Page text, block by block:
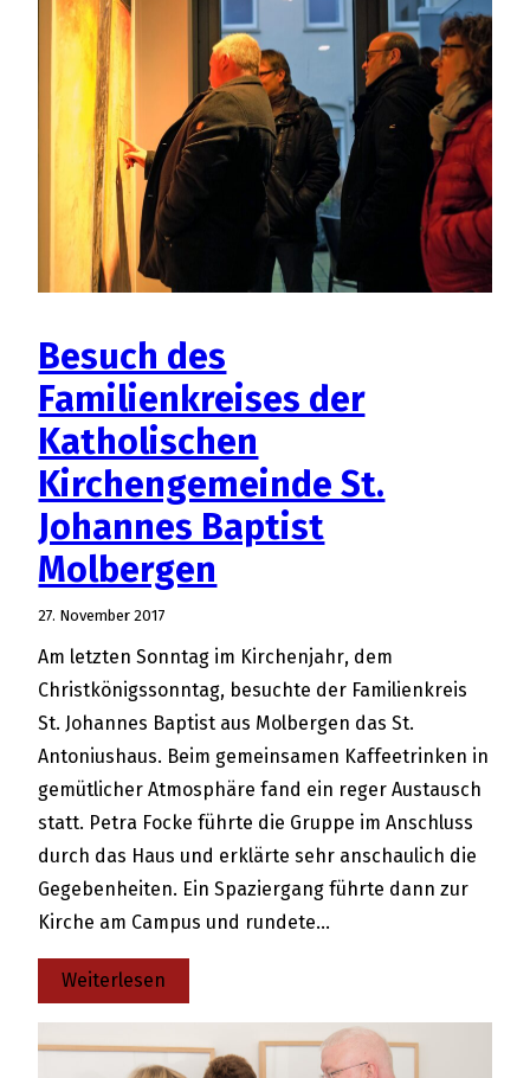
Erstkommunionkindern
Besuch des
Familienkreises der
Katholischen
Kirchengemeinde St.
Johannes Baptist
Molbergen
27. November 2017
Am letzten Sonntag im Kirchenjahr, dem
Christkönigssonntag, besuchte der Familienkreis
St. Johannes Baptist aus Molbergen das St.
Antoniushaus. Beim gemeinsamen Kaffeetrinken in
gemütlicher Atmosphäre fand ein reger Austausch
statt. Petra Focke führte die Gruppe im Anschluss
durch das Haus und erklärte sehr anschaulich die
Gegebenheiten. Ein Spaziergang führte dann zur
Kirche am Campus und rundete…
Weiterlesen
Besuch
Familienkreises